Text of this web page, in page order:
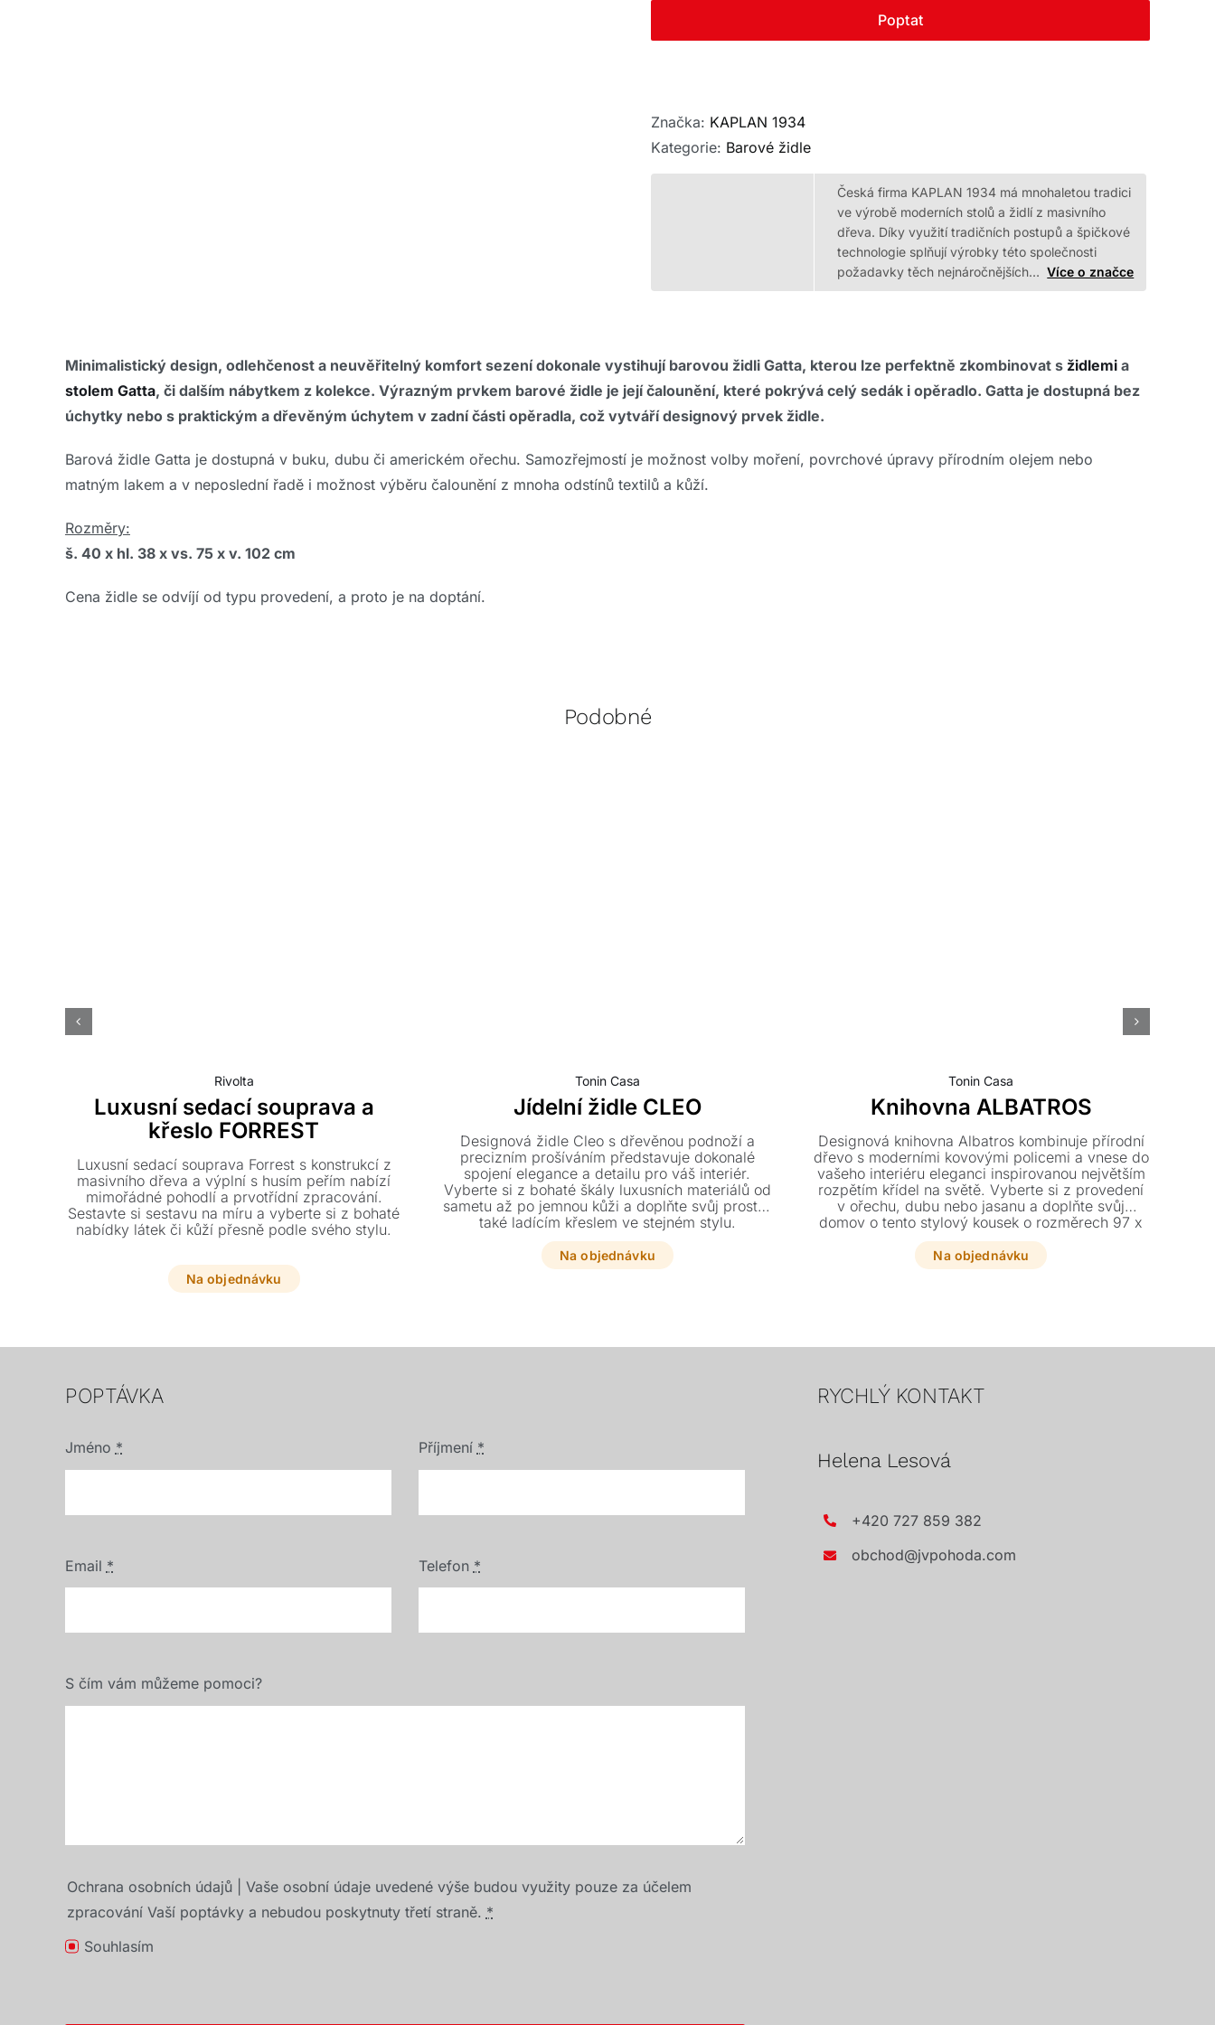
Poptat
Značka: KAPLAN 1934
Kategorie: Barové židle
Česká firma KAPLAN 1934 má mnohaletou tradici
ve výrobě moderních stolů a židlí z masivního
dřeva. Díky využití tradičních postupů a špičkové
technologie splňují výrobky této společnosti
požadavky těch nejnáročnějších… Více o značce
Minimalistický design, odlehčenost a neuvěřitelný komfort sezení dokonale vystihují barovou židli Gatta, kterou lze perfektně zkombinovat s židlemia
stolem Gatta, či dalším nábytkem z kolekce. Výrazným prvkem barové židle je její čalounění, které pokrývá celý sedák i opěradlo. Gatta je dostupná bez
úchytky nebo s praktickým a dřevěným úchytem v zadní části opěradla, což vytváří designový prvek židle.
Barová židle Gatta je dostupná v buku, dubu či americkém ořechu. Samozřejmostí je možnost volby moření, povrchové úpravy přírodním olejem nebo
matným lakem a v neposlední řadě i možnost výběru čalounění z mnoha odstínů textilů a kůží.
Rozměry:
š. 40 x hl. 38 x vs. 75 x v. 102 cm
Cena židle se odvíjí od typu provedení, a proto je na doptání.
Podobné
Rivolta
Luxusní sedací souprava a
křeslo FORREST
Luxusní sedací souprava Forrest s konstrukcí z
masivního dřeva a výplní s husím peřím nabízí
mimořádné pohodlí a prvotřídní zpracování.
Sestavte si sestavu na míru a vyberte si z bohaté
nabídky látek či kůží přesně podle svého stylu.
Na objednávku
Tonin Casa
Jídelní židle CLEO
Designová židle Cleo s dřevěnou podnoží a
precizním prošíváním představuje dokonalé
spojení elegance a detailu pro váš interiér.
Vyberte si z bohaté škály luxusních materiálů od
sametu až po jemnou kůži a doplňte svůj prostor
také ladícím křeslem ve stejném stylu.
Na objednávku
Tonin Casa
Knihovna ALBATROS
Designová knihovna Albatros kombinuje přírodní
dřevo s moderními kovovými policemi a vnese do
vašeho interiéru eleganci inspirovanou největším
rozpětím křídel na světě. Vyberte si z provedení
v ořechu, dubu nebo jasanu a doplňte svůj
domov o tento stylový kousek o rozměrech 97 x
20 x 115 cm.
Na objednávku
POPTÁVKA
Jméno * Příjmení *
Email * Telefon *
S čím vám můžeme pomoci?
Ochrana osobních údajů | Vaše osobní údaje uvedené výše budou využity pouze za účelem
zpracování Vaší poptávky a nebudou poskytnuty třetí straně. *
Souhlasím
RYCHLÝ KONTAKT
Helena Lesová
+420 727 859 382
obchod@jvpohoda.com